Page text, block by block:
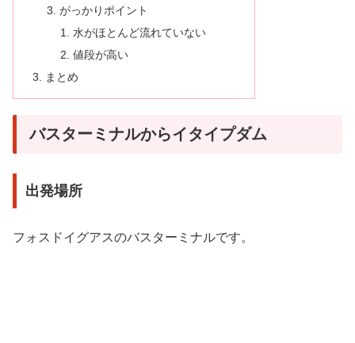
がっかりポイント
水がほとんど流れていない
値段が高い
まとめ
バスターミナルからイタイプダム
出発場所
フォスドイグアスのバスターミナルです。